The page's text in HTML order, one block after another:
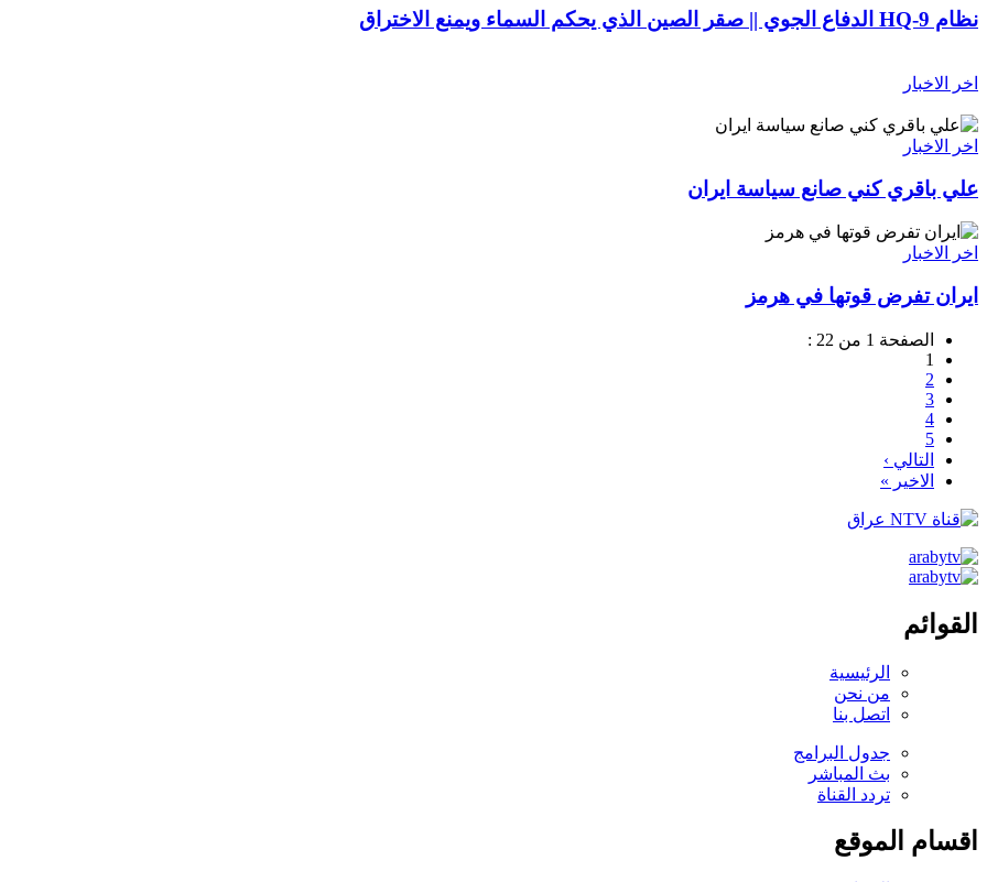
نظام HQ-9 الدفاع الجوي || صقر الصين الذي يحكم السماء ويمنع الاختراق
اخر الاخبار
اخر الاخبار
علي باقري كني صانع سياسة ايران
اخر الاخبار
ايران تفرض قوتها في هرمز
الصفحة 1 من 22 :
1
2
3
4
5
التالي ›
الاخير »
القوائم
الرئيسية
من نحن
اتصل بنا
جدول البرامج
بث المباشر
تردد القناة
اقسام الموقع